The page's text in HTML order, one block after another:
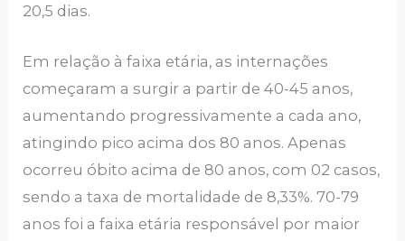
20,5 dias.
Em relação à faixa etária, as internações
começaram a surgir a partir de 40-45 anos,
aumentando progressivamente a cada ano,
atingindo pico acima dos 80 anos. Apenas
ocorreu óbito acima de 80 anos, com 02 casos,
sendo a taxa de mortalidade de 8,33%. 70-79
anos foi a faixa etária responsável por maior